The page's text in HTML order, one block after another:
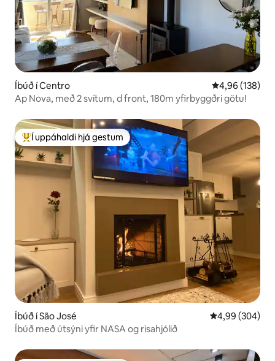
Íbúð í Centro 4,96 af 5 í
4,96 (138)
Ap Nova, með 2 svítum, d front, 180m yfirbyggðri götu!
Í mestu uppáhaldi hjá gestum
Í uppáhaldi hjá gestum
Íbúð í São José 4,99 af 5 í
4,99 (304)
Íbúð með útsýni yfir NASA og risahjólið